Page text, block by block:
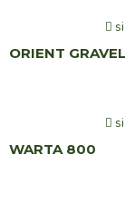
ORIENT
WARTA 800